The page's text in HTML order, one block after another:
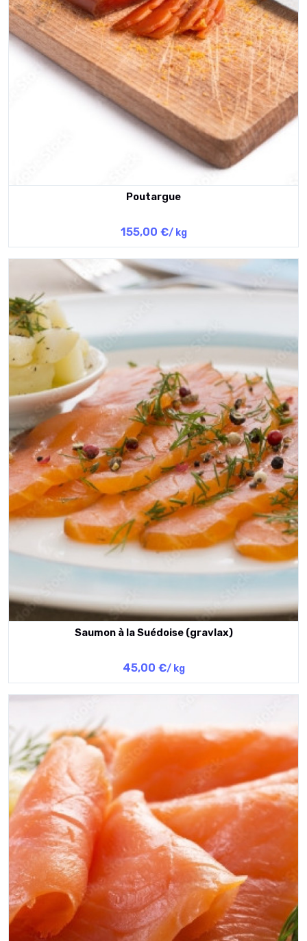
Poutargue
155,00 €/ kg
Saumon à la Suédoise (gravlax)
45,00 €/ kg